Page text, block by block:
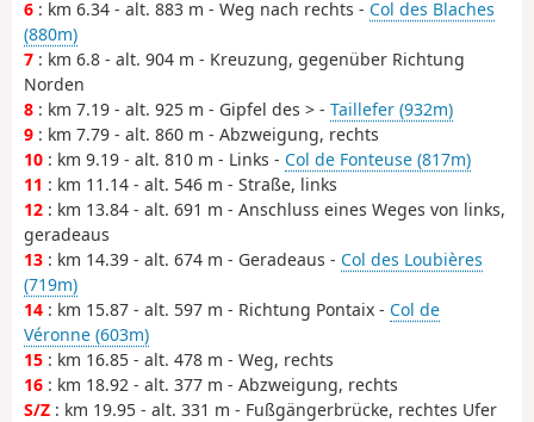
6 : km 6.34 - alt. 883 m - Weg nach rechts - Col des Blaches
(880m)
7 : km 6.8 - alt. 904 m - Kreuzung, gegenüber Richtung
Norden
8 : km 7.19 - alt. 925 m - Gipfel des > - Taillefer (932m)
9 : km 7.79 - alt. 860 m - Abzweigung, rechts
10 : km 9.19 - alt. 810 m - Links - Col de Fonteuse (817m)
11 : km 11.14 - alt. 546 m - Straße, links
12 : km 13.84 - alt. 691 m - Anschluss eines Weges von links,
geradeaus
13 : km 14.39 - alt. 674 m - Geradeaus - Col des Loubières
(719m)
14 : km 15.87 - alt. 597 m - Richtung Pontaix - Col de
Véronne (603m)
15 : km 16.85 - alt. 478 m - Weg, rechts
16 : km 18.92 - alt. 377 m - Abzweigung, rechts
S/Z : km 19.95 - alt. 331 m - Fußgängerbrücke, rechtes Ufer